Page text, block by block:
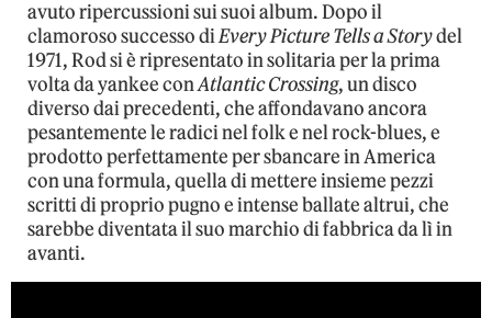
avuto ripercussioni sui suoi album. Dopo il
clamoroso successo diEvery Picture Tells a Storydel
1971, Rod si è ripresentato in solitaria per la prima
volta da yankee conAtlantic Crossing, un disco
diverso dai precedenti, che affondavano ancora
pesantemente le radici nel folk e nel rock-blues, e
prodotto perfettamente per sbancare in America
con una formula, quella di mettere insieme pezzi
scritti di proprio pugno e intense ballate altrui, che
sarebbe diventata il suo marchio di fabbrica da lì in
avanti.